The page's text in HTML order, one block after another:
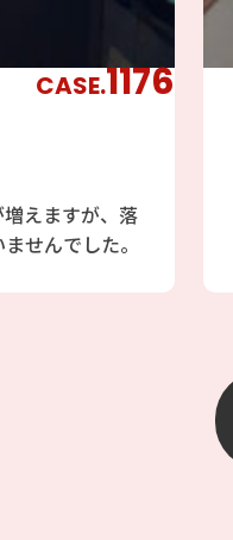
CASE.1176
えますが、落
せんでした。